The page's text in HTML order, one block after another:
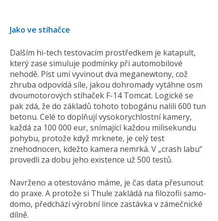
Jako ve stíhačce
Dalším hi-tech testovacím prostředkem je katapult,
který zase simuluje podmínky při automobilové
nehodě. Píst umí vyvinout dva meganewtony, což
zhruba odpovídá síle, jakou dohromady vytáhne osm
dvoumotorových stíhaček F-14 Tomcat. Logické se
pak zdá, že do základů tohoto tobogánu nalili 600 tun
betonu. Celé to doplňují vysokorychlostní kamery,
každá za 100 000 eur, snímající každou milisekundu
pohybu, protože když mrknete, je celý test
znehodnocen, kdežto kamera nemrká. V „crash labu“
provedli za dobu jeho existence už 500 testů.
Navrženo a otestováno máme, je čas data přesunout
do praxe. A protože si Thule zakládá na filozofii samo-
domo, předchází výrobní lince zastávka v zámečnické
dílně.